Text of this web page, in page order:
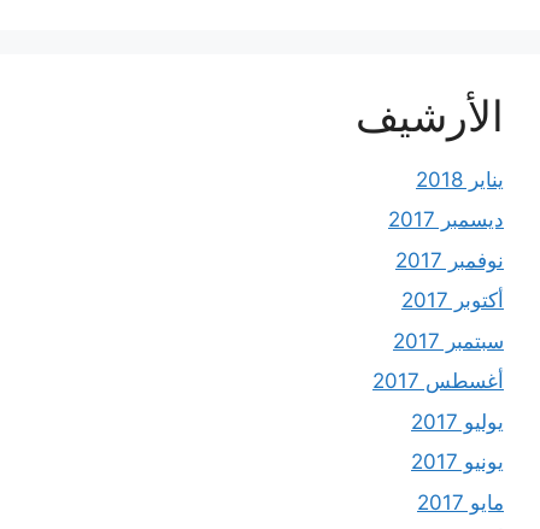
الأرشيف
يناير 2018
ديسمبر 2017
نوفمبر 2017
أكتوبر 2017
سبتمبر 2017
أغسطس 2017
يوليو 2017
يونيو 2017
مايو 2017